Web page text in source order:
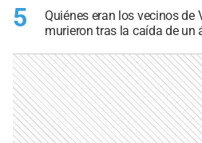
5
Quiénes eran los vecinos de
murieron tras la caída de un